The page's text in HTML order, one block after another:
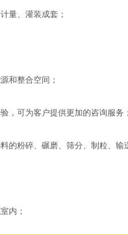
量、灌装成套；
和整合空间；
，可为客户提供更加的咨询服务；
的粉碎、碾磨、筛分、制粒、
内；